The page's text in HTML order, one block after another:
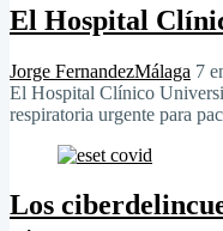
El Hospital
Jorge FernandezMálaga 7
El Hospital Clínico
respiratoria urgente para
Los